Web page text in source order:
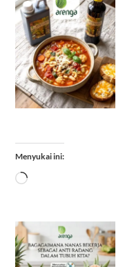
Menyukai ini:
Memuat...